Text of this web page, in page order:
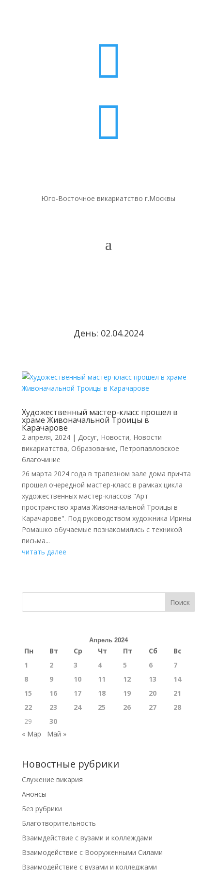


Юго-Восточное викариатство г.Москвы
День: 02.04.2024
Художественный мастер-класс прошел в
храме Живоначальной Троицы в
Карачарове
2 апреля, 2024| Досуг, Новости, Новости
викариатства, Образование, Петропавловское
благочиние
26 марта 2024 года в трапезном зале дома причта
прошел очередной мастер-класс в рамках цикла
художественных мастер-классов "Арт
пространство храма Живоначальной Троицы в
Карачарове". Под руководством художника Ирины
Ромашко обучаемые познакомились с техникой
письма...
читать далее
Поиск
Апрель 2024
Пн Вт Ср Чт Пт Сб
Вс
1
2 3 4 5 6
7
8
9 10 11 12 13
14
15
16 17 18 19 20
21
22
23 24 25 26 27
28
29
30
« Мар
Май »
Новостные рубрики
Cлужение викария
Анонсы
Без рубрики
Благотворительность
Взаимдействие с вузами и коллеждами
Взаимодействие с Вооруженными Силами
Взаимодействие с вузами и колледжами